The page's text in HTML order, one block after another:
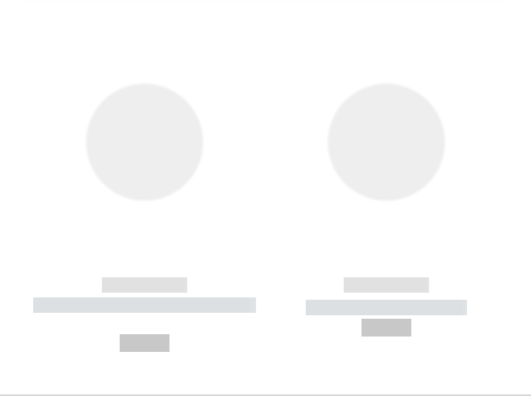
------------
----------- ----------- --------
------------
----------- -----------